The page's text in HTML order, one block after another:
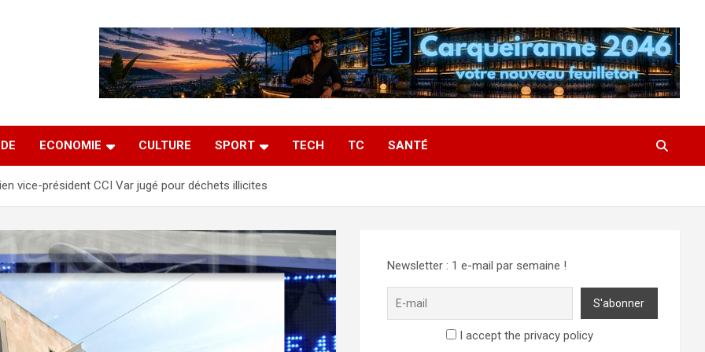
ECONOMIE CULTURE SPORT TECH TC SANTÉ
vice-président CCI Var jugé pour déchets illicites
Newsletter : 1 e-mail par semaine !
I accept the privacy policy